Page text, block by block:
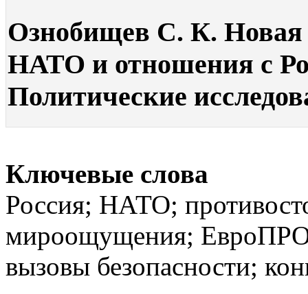
Ознобищев С. К. Новая
НАТО и отношения с
Политические
Ключевые слова
Россия; НАТО;
мироощущения; ЕвроПРО;
вызовы безопасности;